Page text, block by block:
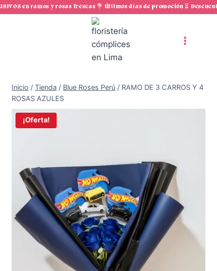
Saltar en ramos y rosas frescas 💐 Últimos días de promoción ⏳
Inicio / Tienda / Blue Roses Perú / RAMO DE 3 CARROS Y 4
ROSAS AZULES
¡Oferta!